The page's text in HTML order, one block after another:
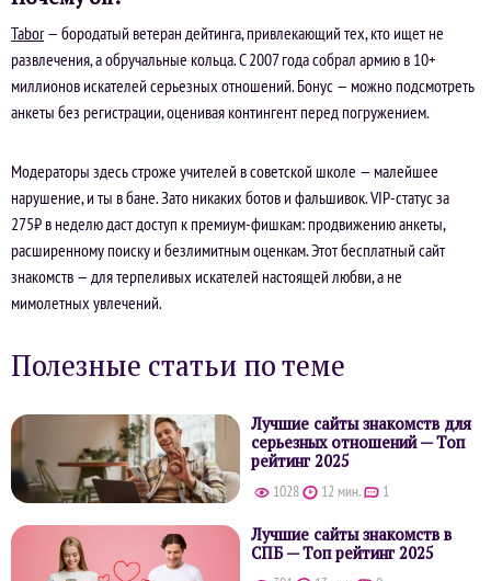
Tabor— бородатый ветеран дейтинга, привлекающий тех, кто ищет не
развлечения, а обручальные кольца. С 2007 года собрал армию в 10+
миллионов искателей серьезных отношений. Бонус — можно подсмотреть
анкеты без регистрации, оценивая контингент перед погружением.
Модераторы здесь строже учителей в советской школе — малейшее
нарушение, и ты в бане. Зато никаких ботов и фальшивок. VIP-статус за
275₽ в неделю даст доступ к премиум-фишкам: продвижению анкеты,
расширенному поиску и безлимитным оценкам. Этот бесплатный сайт
знакомств — для терпеливых искателей настоящей любви, а не
мимолетных увлечений.
Полезные статьи по теме
Лучшие сайты знакомств для
серьезных отношений — Топ
рейтинг 2025
1028 12 мин. 1
Лучшие сайты знакомств в
СПБ — Топ рейтинг 2025